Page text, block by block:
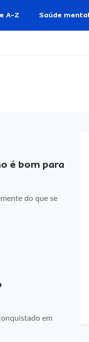
A-Z Saúde
é bom para
do que se
em